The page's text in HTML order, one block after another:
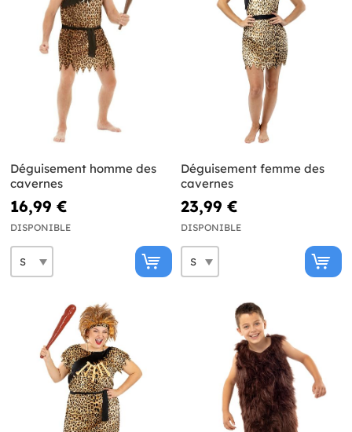
Déguisement homme des
cavernes
16,99 €
DISPONIBLE
Déguisement femme des
cavernes
23,99 €
DISPONIBLE